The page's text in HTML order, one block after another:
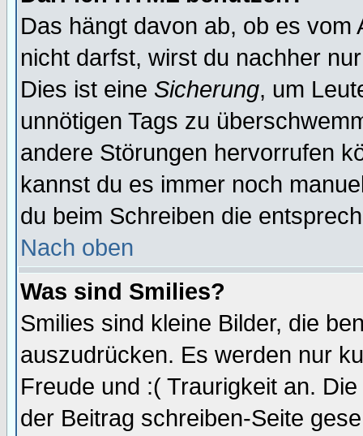
Das hängt davon ab, ob es
nicht darfst, wirst du nachher
Dies ist eine Sicherung, um
unnötigen Tags zu
andere Störungen hervorrufen
kannst du es immer noch
du beim Schreiben die
Nach oben
Was sind Smilies?
Smilies sind kleine Bilder, die
auszudrücken. Es werden nur
Freude und :( Traurigkeit an.
der Beitrag schreiben-Seite